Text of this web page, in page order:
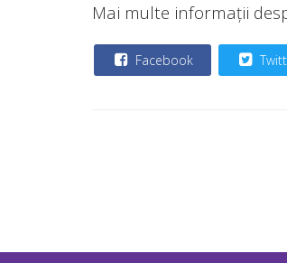
Mai multe informaţii
Facebook